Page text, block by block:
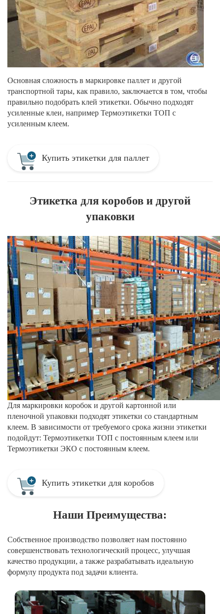
Основная сложность в маркировке паллет и другой
транспортной тары, как правило, заключается в том, чтобы
правильно подобрать клей этикетки. Обычно подходят
усиленные клеи, например Термоэтикетки ТОП с
усиленным клеем.
Купить этикетки для паллет
Этикетка для коробов и другой
упаковки
Для маркировки коробок и другой картонной или
пленочной упаковки подходят этикетки со стандартным
клеем. В зависимости от требуемого срока жизни этикетки
подойдут: Термоэтикетки ТОП с постоянным клеем или
Термоэтикетки ЭКО с постоянным клеем.
Купить этикетки для коробов
Наши Преимущества:
Собственное производство позволяет нам постоянно
совершенствовать технологический процесс, улучшая
качество продукции, а также разрабатывать идеальную
формулу продукта под задачи клиента.